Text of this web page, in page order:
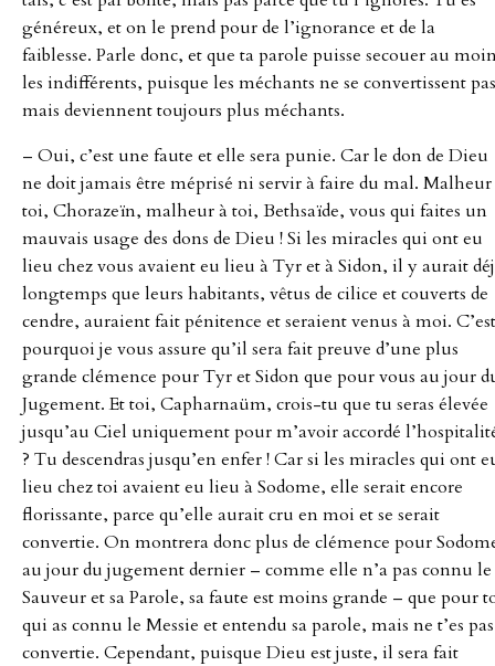
généreux, et on le prend pour de l’ignorance et de la
faiblesse. Parle donc, et que ta parole puisse secouer au
les indifférents, puisque les méchants ne se convertissent pas
mais deviennent toujours plus méchants.
– Oui, c’est une faute et elle sera punie. Car le don de Dieu
ne doit jamais être méprisé ni servir à faire du mal. Malheur
toi, Chorazeïn, malheur à toi, Bethsaïde, vous qui faites un
mauvais usage des dons de Dieu ! Si les miracles qui ont eu
lieu chez vous avaient eu lieu à Tyr et à Sidon, il y aurait
longtemps que leurs habitants, vêtus de cilice et couverts de
cendre, auraient fait pénitence et seraient venus à moi. C’est
pourquoi je vous assure qu’il sera fait preuve d’une plus
grande clémence pour Tyr et Sidon que pour vous au jour
Jugement. Et toi, Capharnaüm, crois-tu que tu seras élevée
jusqu’au Ciel uniquement pour m’avoir accordé
? Tu descendras jusqu’en enfer ! Car si les miracles qui ont
lieu chez toi avaient eu lieu à Sodome, elle serait encore
florissante, parce qu’elle aurait cru en moi et se serait
convertie. On montrera donc plus de clémence pour
au jour du jugement dernier – comme elle n’a pas connu le
Sauveur et sa Parole, sa faute est moins grande – que pour
qui as connu le Messie et entendu sa parole, mais ne t’es pas
convertie. Cependant, puisque Dieu est juste, il sera fait